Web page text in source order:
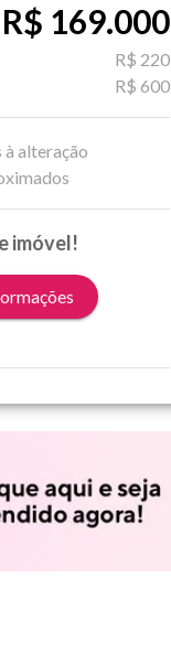
R$ 169.000
R$ 220
R$ 600
alteração
imóvel!